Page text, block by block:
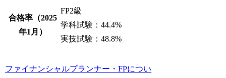
合格率（2025
年1月）
FP2級
学科試験：44.4%
実技試験：48.8%
ファイナンシャルプランナー・FPについ